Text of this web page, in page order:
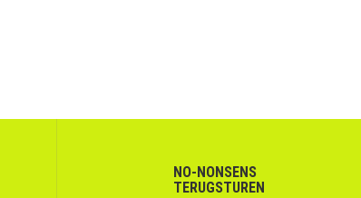
NO-NONSENS
TERUGSTUREN